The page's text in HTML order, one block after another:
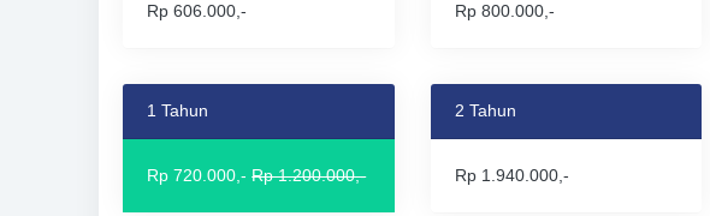
Rp 606.000,- Rp 800.000,-
1 Tahun
Rp 720.000,-Rp 1.200.000,-
2 Tahun
Rp 1.940.000,-